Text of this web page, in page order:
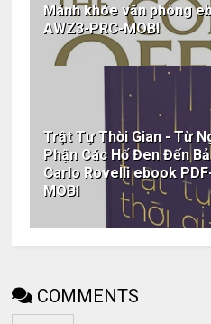
Mánh khóe văn phòng
AWZ3-PRC-MOBI
Trật Tự Thời Gian - Từ
Phận Các Hố Đen Đến
Carlo Rovelli ebook
MOBI
COMMENTS